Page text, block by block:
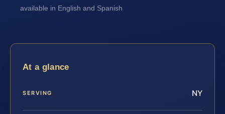
available in English and Spanish
At a glance
SERVING NY